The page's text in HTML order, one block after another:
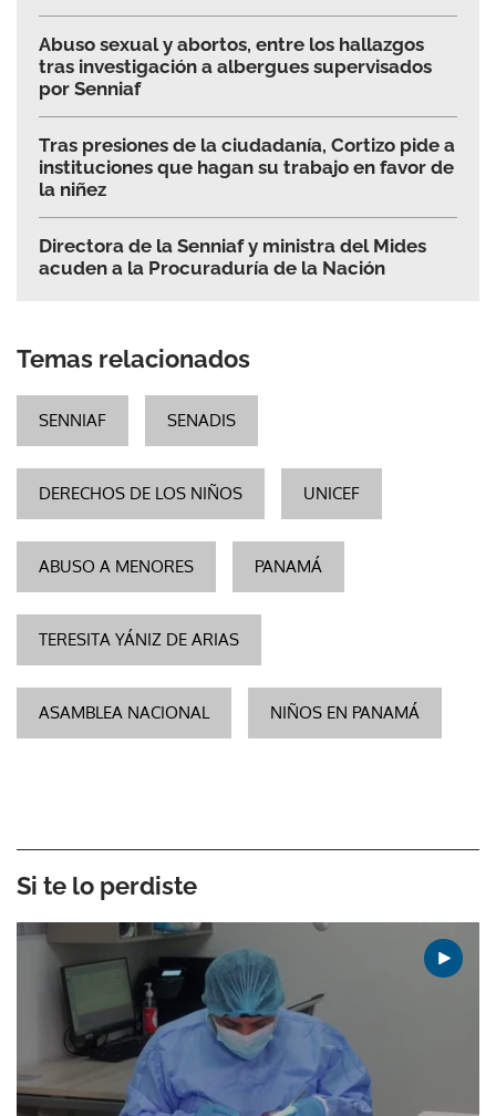
Abuso sexual y abortos, entre los hallazgos
tras investigación a albergues supervisados
por Senniaf
Tras presiones de la ciudadanía, Cortizo pide a
instituciones que hagan su trabajo en favor de
la niñez
Directora de la Senniaf y ministra del Mides
acuden a la Procuraduría de la Nación
Temas relacionados
SENNIAF SENADIS
DERECHOS DE LOS NIÑOS UNICEF
ABUSO A MENORES PANAMÁ
TERESITA YÁNIZ DE ARIAS
ASAMBLEA NACIONAL NIÑOS EN PANAMÁ
Si te lo perdiste